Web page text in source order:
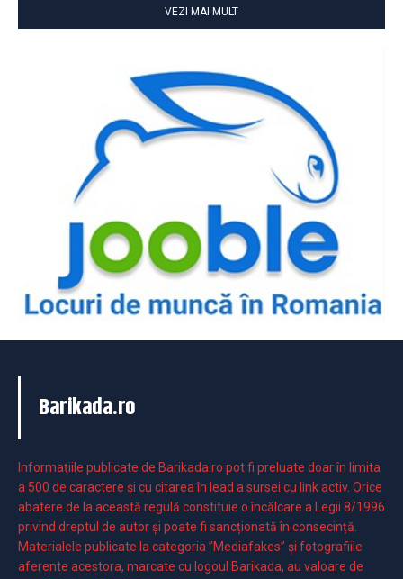
VEZI MAI MULT
Barikada.ro
Informaţiile publicate de Barikada.ro pot fi preluate doar în limita
a 500 de caractere şi cu citarea în lead a sursei cu link activ. Orice
abatere de la această regulă constituie o încălcare a Legii 8/1996
privind dreptul de autor și poate fi sancționată în consecință.
Materialele publicate la categoria ”Mediafakes” și fotografiile
aferente acestora, marcate cu logoul Barikada, au valoare de